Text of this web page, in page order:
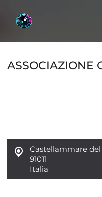
Castellammare
91011
Italia
ASSOCIAZIONE